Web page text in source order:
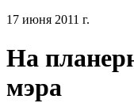
17 июня 2011 г.
На
мэра